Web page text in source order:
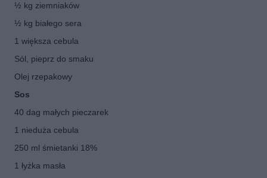
½ kg ziemniaków
½ kg białego sera
1 większa cebula
Sól, pieprz do smaku
Olej rzepakowy
Sos
40 dag małych pieczarek
1 nieduża cebula
250 ml śmietanki 18%
1 łyżka masła